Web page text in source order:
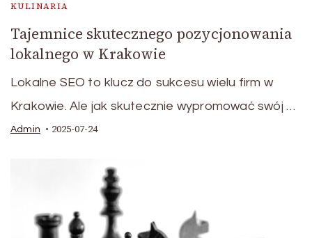
KULINARIA
Tajemnice skutecznego pozycjonowania
lokalnego w Krakowie
Lokalne SEO to klucz do sukcesu wielu firm w
Krakowie. Ale jak skutecznie wypromować swój …
Admin 2025-07-24